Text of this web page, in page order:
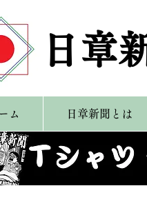
日章
ム 日章新聞とは